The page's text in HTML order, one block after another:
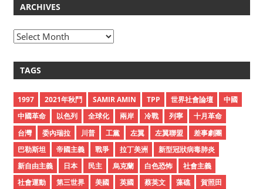
ARCHIVES
A
h
v
e
s
TAGS
1997 2021年秋鬥 SAMIR AMIN TPP 世界社會論壇
中國
中國革命
以色列 全球化 兩岸 冷戰 列寧
十月革命
台灣
委內瑞拉 川普 工黨 左翼 左翼聯盟
差事劇團
巴勒斯坦
帝國主義 戰爭 拉丁美洲
新型冠狀病毒肺炎
新自由主義
日本 民主 烏克蘭 白色恐怖
社會主義
社會運動
第三世界 美國 英國 蔡英文 藻礁
賀照田